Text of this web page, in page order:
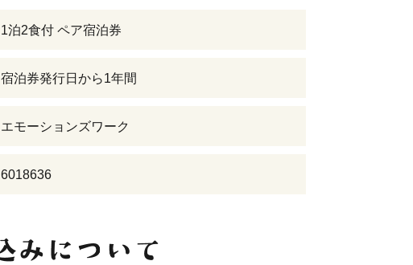
1泊2食付 ペア宿泊券
宿泊券発行日から1年間
エモーションズワーク
6018636